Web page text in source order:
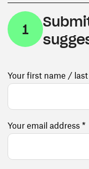
1
Your email address *